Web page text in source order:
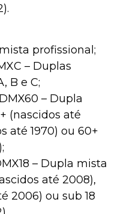
profissional;
– Duplas
B e C;
– Dupla
(nascidos até
até 1970) ou 60+
– Dupla mista
até 2008),
2006) ou sub 18